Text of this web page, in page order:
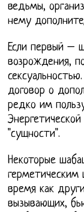
ведьмы,
нему
Если первый –
возрождения,
договор о
редко им
"сущности".
Некоторые
время как
вызывающих,